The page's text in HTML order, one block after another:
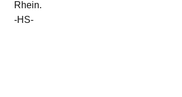
Rhein.
-HS-